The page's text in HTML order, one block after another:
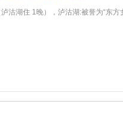
沽湖住 1晚），泸沽湖:被誉为“东方